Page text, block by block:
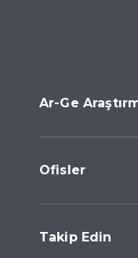
Ar-Ge
Ofisler
Takip Edin